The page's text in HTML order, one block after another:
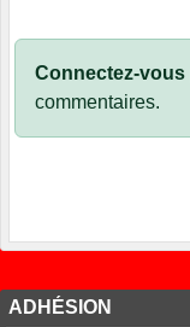
Connectez-vous
commentaires.
ADHÉSION